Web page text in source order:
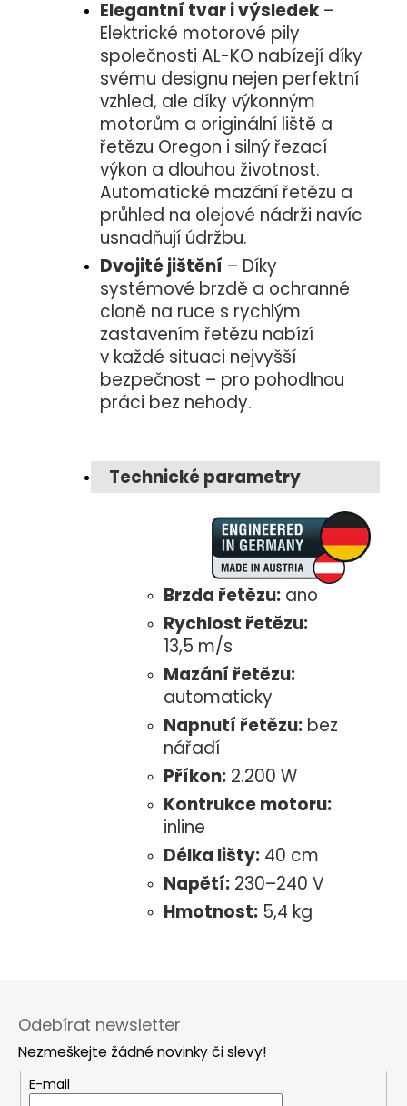
Elegantní tvar i výsledek –
Elektrické motorové pily
společnosti AL-KO nabízejí díky
svému designu nejen perfektní
vzhled, ale díky výkonným
motorům a originální liště a
řetězu Oregon i silný řezací
výkon a dlouhou životnost.
Automatické mazání řetězu a
průhled na olejové nádrži navíc
usnadňují údržbu.
Dvojité jištění – Díky
systémové brzdě a ochranné
cloně na ruce s rychlým
zastavením řetězu nabízí
v každé situaci nejvyšší
bezpečnost – pro pohodlnou
práci bez nehody.
Technické parametry
Brzda řetězu: ano
Rychlost řetězu:
13,5 m/s
Mazání řetězu:
automaticky
Napnutí řetězu: bez
nářadí
Příkon: 2.200 W
Kontrukce motoru:
inline
Délka lišty: 40 cm
Napětí: 230–240 V
Hmotnost: 5,4 kg
Z
Odebírat newsletter
Nezmeškejte žádné novinky či slevy!
E-mail